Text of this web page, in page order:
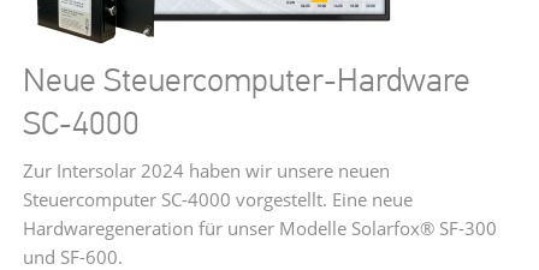
Neue Steuercomputer-Hardware
SC-4000
Zur Intersolar 2024 haben wir unsere neuen
Steuercomputer SC-4000 vorgestellt. Eine neue
Hardwaregeneration für unser Modelle Solarfox® SF-300
und SF-600.